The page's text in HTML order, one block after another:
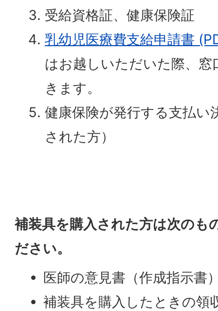
受給資格証、健康保険証
乳幼児医療費支給申請書
はお越しいただいた際、
きます。
健康保険が発行する支払い
された方）
補装具を購入された方は次のも
ださい。
医師の意見書（作成指示書
補装具を購入したときの領